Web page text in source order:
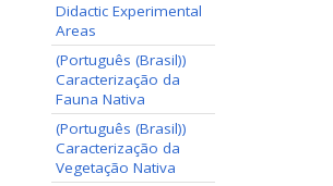
Didactic Experimental
Areas
(Português (Brasil))
Caracterização da
Fauna Nativa
(Português (Brasil))
Caracterização da
Vegetação Nativa